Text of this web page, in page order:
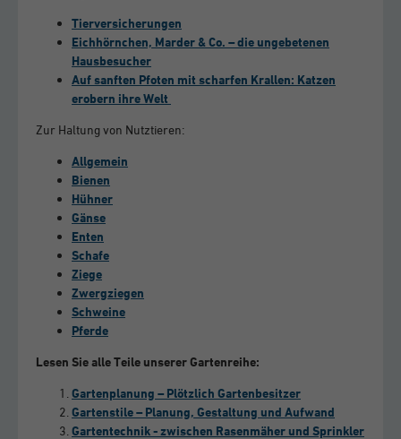
Tierversicherungen
Eichhörnchen, Marder & Co. – die ungebetenen
Hausbesucher
Auf sanften Pfoten mit scharfen Krallen: Katzen
erobern ihre Welt
Zur Haltung von Nutztieren:
Allgemein
Bienen
Hühner
Gänse
Enten
Schafe
Ziege
Zwergziegen
Schweine
Pferde
Lesen Sie alle Teile unserer Gartenreihe:
Gartenplanung – Plötzlich Gartenbesitzer
Gartenstile – Planung, Gestaltung und Aufwand
Gartentechnik - zwischen Rasenmäher und Sprinkler